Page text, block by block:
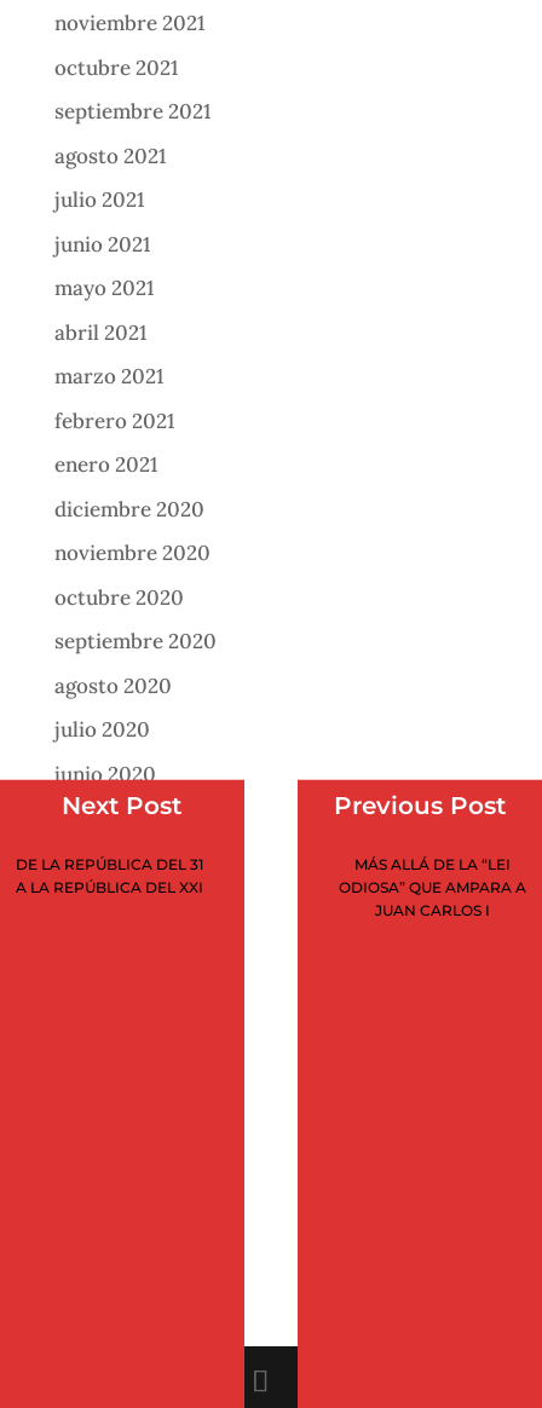
noviembre 2021
octubre 2021
septiembre 2021
agosto 2021
julio 2021
junio 2021
mayo 2021
abril 2021
marzo 2021
febrero 2021
enero 2021
diciembre 2020
noviembre 2020
octubre 2020
septiembre 2020
agosto 2020
julio 2020
junio 2020
mayo 2020
abril 2020
Previous Post
MÁS ALLÁ DE LA “LEI
ODIOSA” QUE AMPARA A
JUAN CARLOS I
Next Post
DE LA REPÚBLICA DEL 31
A LA REPÚBLICA DEL XXI